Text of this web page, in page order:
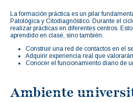
La formación práctica es un pilar
Patológica y Citodiagnóstico. Durante el
realizar prácticas en diferentes centros.
aprendido en clase, sino también:
Construir una red de contactos en el
Adquirir experiencia real que
Conocer el funcionamiento diario de
Ambiente